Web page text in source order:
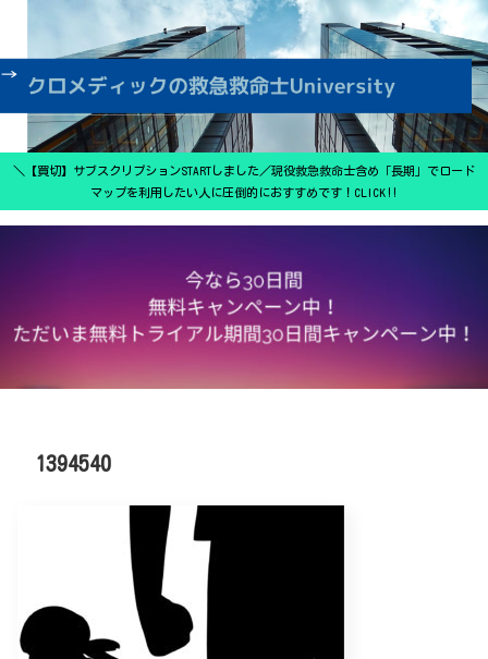
＼【買切】サブスクリプションSTARTしました／現役救急救命士含め「長期」でロード
マップを利用したい人に圧倒的におすすめです！CLICK‼
1394540